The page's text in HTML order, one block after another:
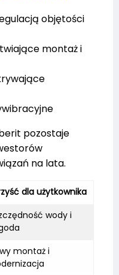
objętości
montaż i
pozostaje
na lata.
dla użytkownika
wody i
montaż i